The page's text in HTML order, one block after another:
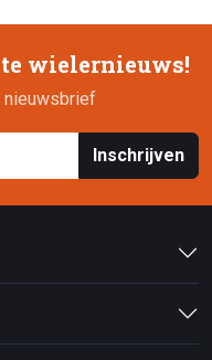
wielernieuws!
nieuwsbrief
Inschrijven